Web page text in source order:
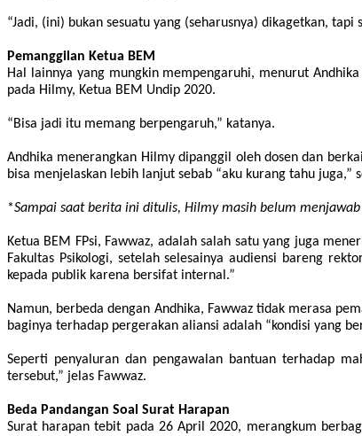
“Jadi, (ini) bukan sesuatu yang (seharusnya) dikagetkan, tapi
Pemanggilan Ketua BEM
Hal lainnya yang mungkin mempengaruhi, menurut
pada Hilmy, Ketua BEM Undip 2020.
“Bisa jadi itu memang berpengaruh,” katanya.
Andhika menerangkan Hilmy dipanggil oleh dosen dan
bisa menjelaskan lebih lanjut sebab “aku kurang tahu juga,”
*Sampai saat berita ini ditulis, Hilmy masih belum
Ketua BEM FPsi, Fawwaz, adalah salah satu yang juga
Fakultas Psikologi, setelah selesainya audiensi bareng
kepada publik karena bersifat internal.”
Namun, berbeda dengan Andhika, Fawwaz tidak merasa
baginya terhadap pergerakan aliansi adalah “kondisi yang
Seperti penyaluran dan pengawalan bantuan terhadap
tersebut,” jelas Fawwaz.
Beda Pandangan Soal Surat Harapan
Surat harapan tebit pada 26 April 2020, merangkum